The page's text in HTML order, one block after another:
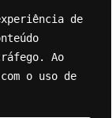
de
Ao
o uso de
Troto Km 95.5